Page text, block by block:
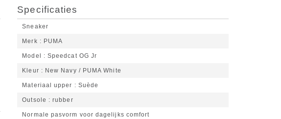
Specificaties
Sneaker
Merk PUMA
Model Speedcat OG Jr
Kleur New Navy / PUMA White
Materiaal upper Suède
Outsole rubber
Normale pasvorm voor dagelijks comfort